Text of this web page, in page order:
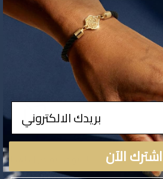
لا توجد تفاصيل لهذا
ادخال
اشترك الآن